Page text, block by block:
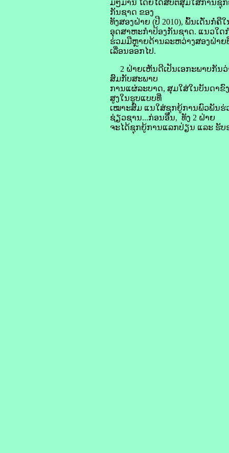
ມໍ່ໆ​ມາ​ນີ້ ​ໂດຍ​ໄດ້​ສືບ​ຕໍ່​ສຸມ​ໃສ່​ການຊຸ
ກັນ​ຊາດ​ ຂອງ
ທັງ​ສອງ​ຝ່າຍ (ປີ 2010), ພົ້ນ​ເດັ່ນ​ກໍ່​
ອຸດສາຫະກຳ​ປ້ອງ​ກັນ​ຊາດ. ​ແນວ​ໃດ​
ຮ່ວມ​ມື​ຫຼາຍ​ດ້ານ​ລະຫວ່າງ​ສອງ​ຝ່າຍ​​
​ເລື່ອນ​ອອກ​ໄປ.
2 ຝ່າຍ​ເຫັນ​ດີ​ເປັນ​ເອກະພາບກັນ​
ສົມ​ກັບ​ສະພາບ
ການ​ແຜ່​ລະບາດ, ສຸມ​ໃສ່​​ໃນ​ບັນດາ​
ສູງ​ໃນ​ຮູບ​ແບບ​ທີ່​
ເໝາະ​ສົມ ​​ແນ​ໃສ່​ຊຸກ​ຍູ້​ການ​ພົວ​ພັນ​ຮ່
ຊ່ຽວຊານ...ກ່ອນ​ອື່ນ, ທັງ 2 ຝ່າຍ
ຈະ​ໄດ້​ຊຸກຍູ້​ການ​ແລກປ່ຽນ ​ແລະ ຮັບ